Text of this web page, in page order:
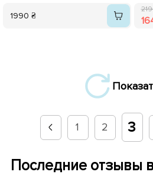
1990 ₴
1 2 3
Последние отзывы